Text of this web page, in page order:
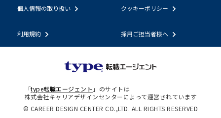
個人情報の取り扱い クッキーポリシー
利用規約 採用ご担当者様へ
「type転職エージェント 」のサイトは
株式会社キャリアデザインセンターによって運営されています
© CAREER DESIGN CENTER CO.,LTD. ALL RIGHTS RESERVED